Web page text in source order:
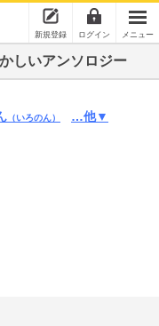
新規登録 ログイン メニュー
しいアンソロジー
（いろのん） …他▼